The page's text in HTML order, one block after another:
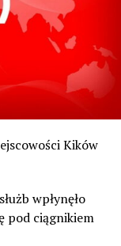
Kików
wpłynęło
pod ciągnikiem